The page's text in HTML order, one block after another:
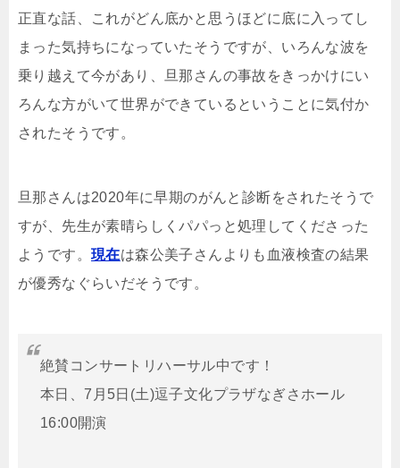
正直な話、これがどん底かと思うほどに底に入ってし
まった気持ちになっていたそうですが、いろんな波を
乗り越えて今があり、旦那さんの事故をきっかけにい
ろんな方がいて世界ができているということに気付か
されたそうです。
旦那さんは2020年に早期のがんと診断をされたそうで
すが、先生が素晴らしくパパっと処理してくださった
ようです。 現在は森公美子さんよりも血液検査の結果
が優秀なぐらいだそうです。
絶賛コンサートリハーサル中です！
本日、7月5日(土)逗子文化プラザなぎさホール
16:00開演